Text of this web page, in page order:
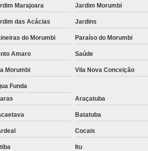
Marajoara Jardim Morumbi
das Acácias Jardins
do Morumbi Paraíso do Morumbi
Amaro Saúde
Morumbi Vila Nova Conceição
Funda
Araçatuba
Batatuba
Cocais
Itu